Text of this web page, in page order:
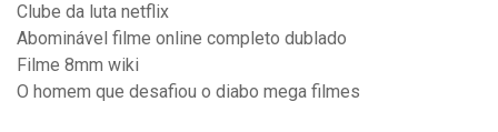
Clube da luta netflix
Abominável filme online completo dublado
Filme 8mm wiki
O homem que desafiou o diabo mega filmes